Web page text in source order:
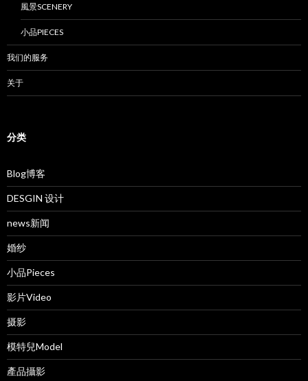
風景SCENERY
小品PIECES
我们的服务
关于
分类
Blog博客
DESGIN 设计
news新闻
婚纱
小品Pieces
影片Video
摄影
模特兒Model
產品攝影